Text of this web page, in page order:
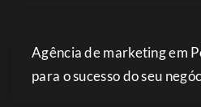
Agência de marketing em
para o sucesso do seu